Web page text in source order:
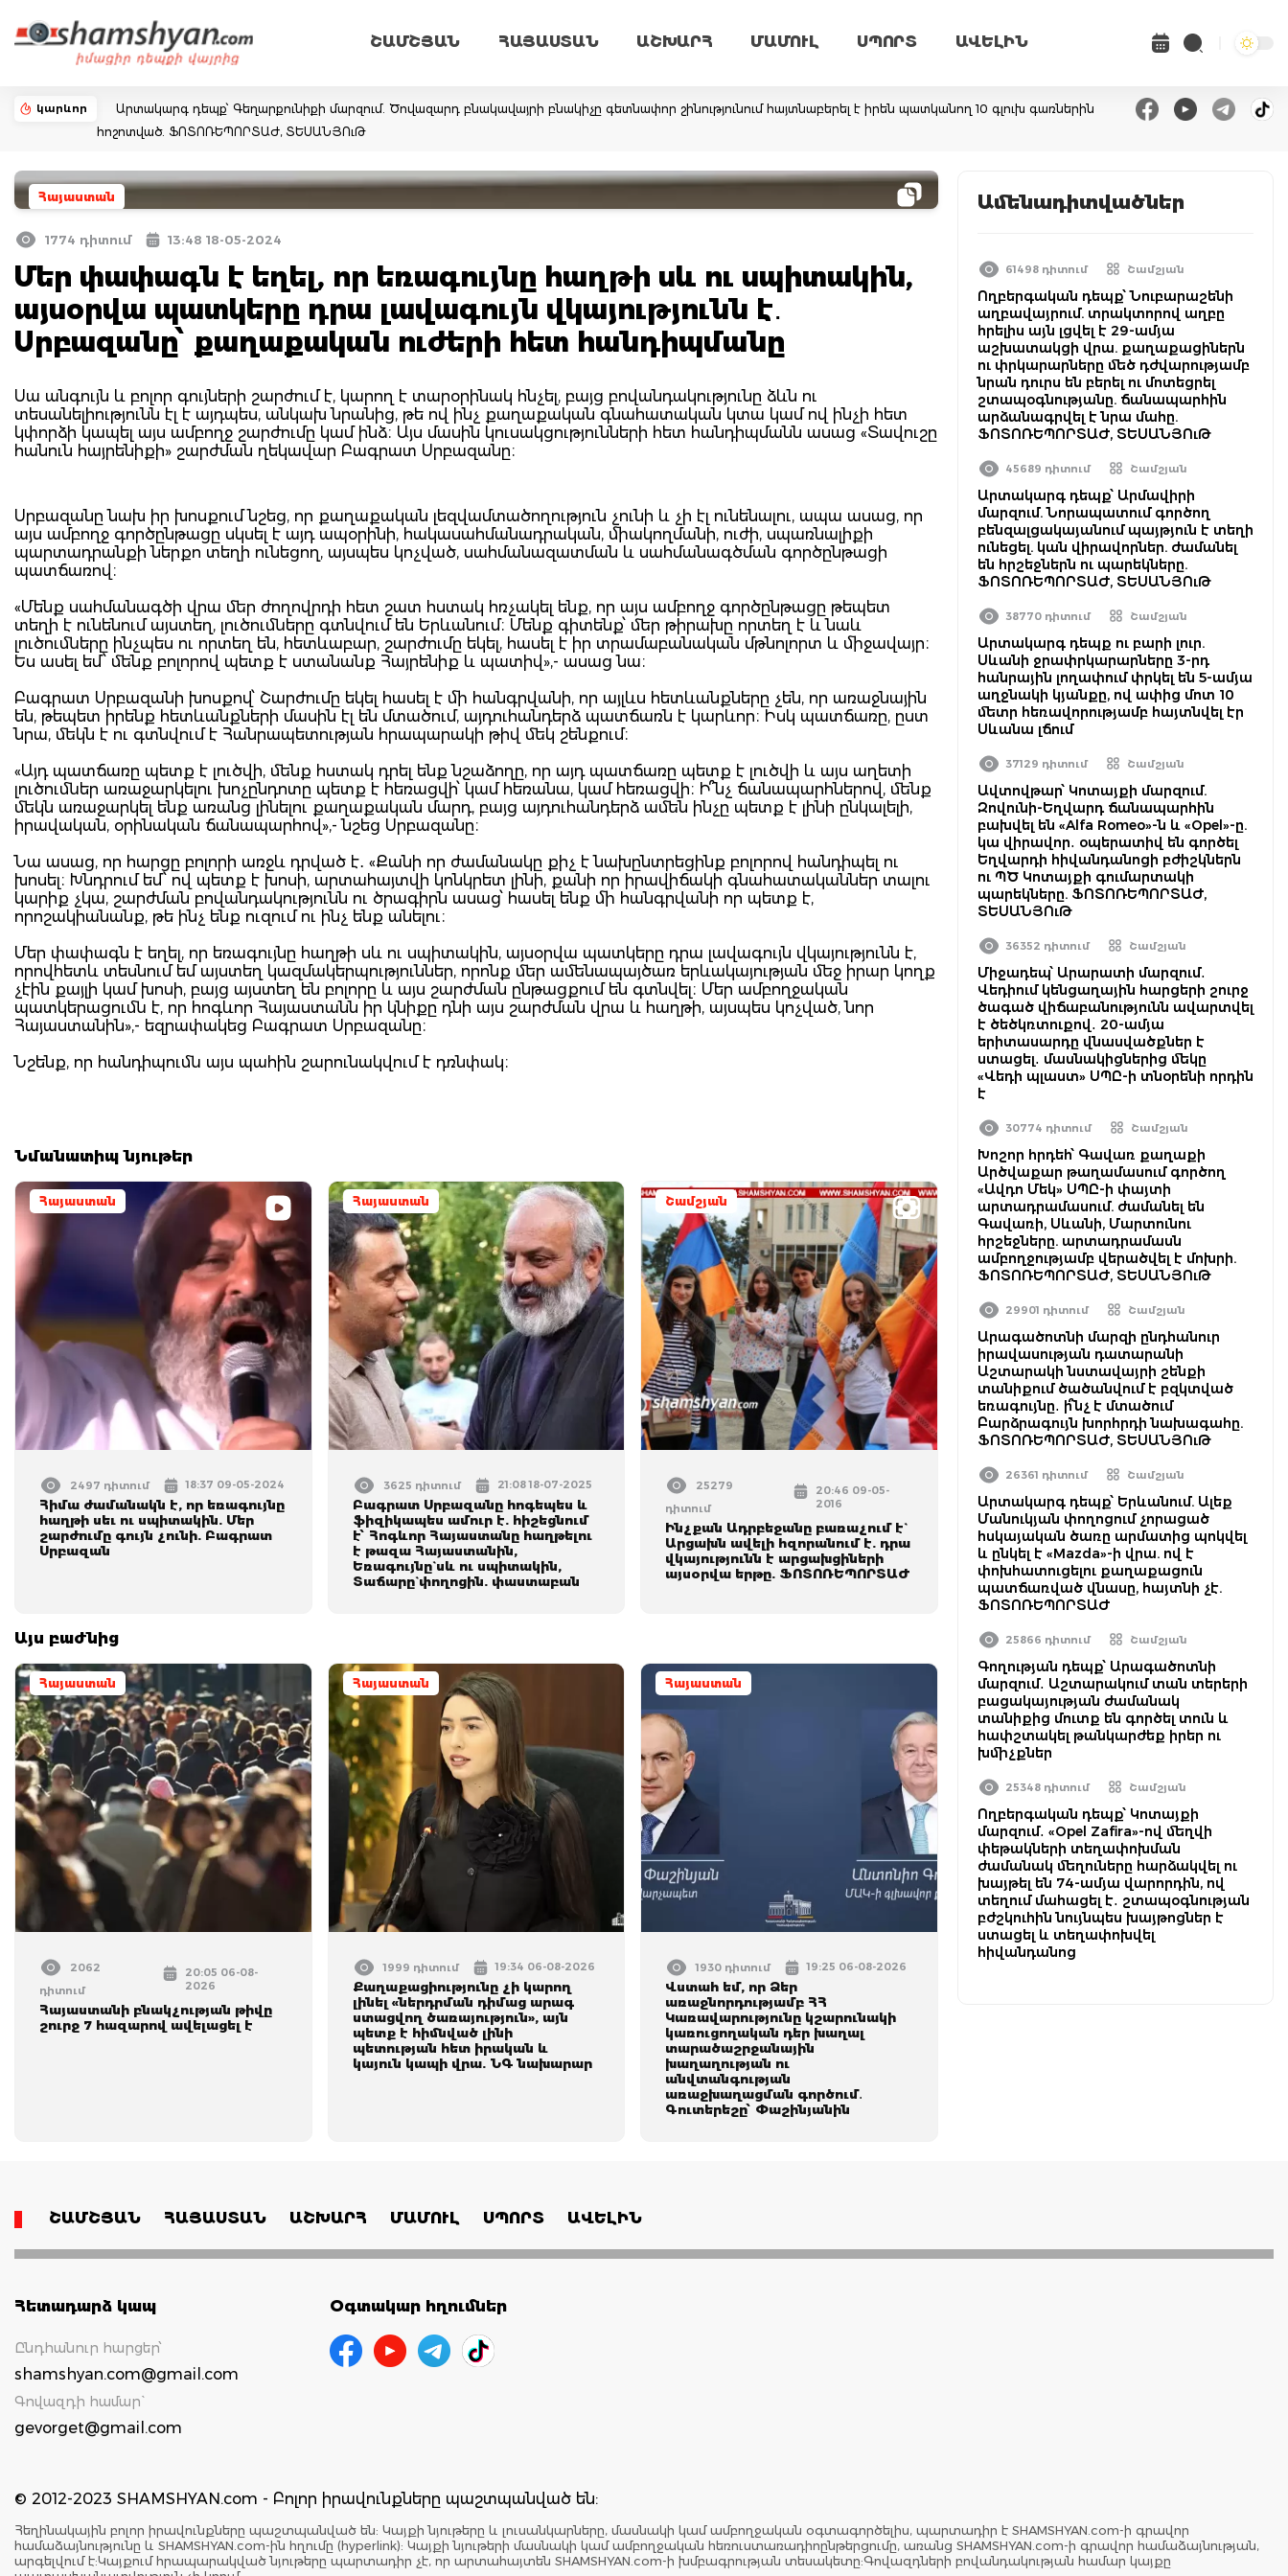
ՇԱՄՇՅԱՆ ՀԱՅԱՍՏԱՆ ԱՇԽԱՐՀ ՄԱՄՈՒԼ ՍՊՈՐՏ ԱՎԵԼԻՆ
կարևոր
Արտակարգ դեպք՝ Գեղարքունիքի մարզում. Ծովազարդ բնակավայրի բնակիչը գետնափոր շինությունում հայտնաբերել է իրեն պատկանող 10 գլուխ գառներին
հոշոտված. ՖՈՏՈՌԵՊՈՐՏԱԺ, ՏԵՍԱՆՅՈւԹ
Հայաստան
1774 դիտում 13:48 18-05-2024
Մեր փափագն է եղել, որ եռագույնը հաղթի սև ու սպիտակին,
այսօրվա պատկերը դրա լավագույն վկայությունն է․
Սրբազանը՝ քաղաքական ուժերի հետ հանդիպմանը
Սա անգույն և բոլոր գույների շարժում է, կարող է տարօրինակ հնչել, բայց բովանդակությունը ձևն ու
տեսանելիությունն էլ է այդպես, անկախ նրանից, թե ով ինչ քաղաքական գնահատական կտա կամ ով ինչի հետ
կփորձի կապել այս ամբողջ շարժումը կամ ինձ։ Այս մասին կուսակցությունների հետ հանդիպմանն ասաց «Տավուշը
հանուն հայրենիքի» շարժման ղեկավար Բագրատ Սրբազանը։
Սրբազանը նախ իր խոսքում նշեց, որ քաղաքական լեզվամտածողություն չունի և չի էլ ունենալու, ապա ասաց, որ
այս ամբողջ գործընթացը սկսել է այդ ապօրինի, հակասահմանադրական, միակողմանի, ուժի, սպառնալիքի
պարտադրանքի ներքո տեղի ունեցող, այսպես կոչված, սահմանազատման և սահմանագծման գործընթացի
պատճառով։
«Մենք սահմանագծի վրա մեր ժողովրդի հետ շատ հստակ հռչակել ենք, որ այս ամբողջ գործընթացը թեպետ
տեղի է ունենում այստեղ, լուծումները գտնվում են Երևանում։ Մենք գիտենք՝ մեր թիրախը որտեղ է և նաև
լուծումները ինչպես ու որտեղ են, հետևաբար, շարժումը եկել, հասել է իր տրամաբանական մթնոլորտ և միջավայր։
Ես ասել եմ՝ մենք բոլորով պետք է ստանանք Հայրենիք և պատիվ»,- ասաց նա։
Բագրատ Սրբազանի խոսքով՝ Շարժումը եկել հասել է մի հանգրվանի, որ այլևս հետևանքները չեն, որ առաջնային
են, թեպետ իրենք հետևանքների մասին էլ են մտածում, այդուհանդերձ պատճառն է կարևոր։ Իսկ պատճառը, ըստ
նրա, մեկն է ու գտնվում է Հանրապետության հրապարակի թիվ մեկ շենքում։
«Այդ պատճառը պետք է լուծվի, մենք հստակ դրել ենք նշաձողը, որ այդ պատճառը պետք է լուծվի և այս աղետի
լուծումներ առաջարկելու խոչընդոտը պետք է հեռացվի՝ կամ հեռանա, կամ հեռացվի։ Ի՞նչ ճանապարհներով, մենք
մեկն առաջարկել ենք առանց լինելու քաղաքական մարդ, բայց այդուհանդերձ ամեն ինչը պետք է լինի ընկալելի,
իրավական, օրինական ճանապարհով»,- նշեց Սրբազանը։
Նա ասաց, որ հարցը բոլորի առջև դրված է․ «Քանի որ ժամանակը քիչ է նախընտրեցինք բոլորով հանդիպել ու
խոսել։ Խնդրում եմ՝ ով պետք է խոսի, արտահայտվի կոնկրետ լինի, քանի որ իրավիճակի գնահատականներ տալու
կարիք չկա, շարժման բովանդակությունն ու ծրագիրն ասաց՝ հասել ենք մի հանգրվանի որ պետք է,
որոշակիանանք, թե ինչ ենք ուզում ու ինչ ենք անելու։
Մեր փափագն է եղել, որ եռագույնը հաղթի սև ու սպիտակին, այսօրվա պատկերը դրա լավագույն վկայությունն է,
որովհետև տեսնում եմ այստեղ կազմակերպություններ, որոնք մեր ամենապայծառ երևակայության մեջ իրար կողք
չէին քայլի կամ խոսի, բայց այստեղ են բոլորը և այս շարժման ընթացքում են գտնվել։ Մեր ամբողջական
պատկերացումն է, որ հոգևոր Հայաստանն իր կնիքը դնի այս շարժման վրա և հաղթի, այսպես կոչված, նոր
Հայաստանին»,- եզրափակեց Բագրատ Սրբազանը։
Նշենք, որ հանդիպումն այս պահին շարունակվում է դռնփակ։
Նմանատիպ նյութեր
Հայաստան
2497 դիտում 18:37 09-05-2024
Հիմա ժամանակն է, որ եռագույնը
հաղթի սեւ ու սպիտակին. Մեր
շարժումը գույն չունի. Բագրատ
Սրբազան
Հայաստան
3625 դիտում 21:08 18-07-2025
Բագրատ Սրբազանը հոգեպես և
ֆիզիկապես ամուր է. հիշեցնում
է՝ Հոգևոր Հայաստանը հաղթելու
է թազա Հայաստանին,
Եռագույնը` սև ու սպիտակին,
Տաճարը` փողոցին. փաստաբան
Շամշյան
25279
դիտում
20:46 09-05-
2016
Ինչքան Ադրբեջանը բառաչում է`
Արցախն ավելի հզորանում է. դրա
վկայությունն է արցախցիների
այսօրվա երթը. ՖՈՏՈՌԵՊՈՐՏԱԺ
Այս բաժնից
Հայաստան
2062
դիտում
20:05 06-08-
2026
Հայաստանի բնակչության թիվը
շուրջ 7 հազարով ավելացել է
Հայաստան
1999 դիտում 19:34 06-08-2026
Քաղաքացիությունը չի կարող
լինել «ներդրման դիմաց արագ
ստացվող ծառայություն», այն
պետք է հիմնված լինի
պետության հետ իրական և
կայուն կապի վրա. ՆԳ նախարար
Հայաստան
1930 դիտում 19:25 06-08-2026
Վստահ եմ, որ Ձեր
առաջնորդությամբ ՀՀ
Կառավարությունը կշարունակի
կառուցողական դեր խաղալ
տարածաշրջանային
խաղաղության ու
անվտանգության
առաջխաղացման գործում․
Գուտերեշը՝ Փաշինյանին
Ամենադիտվածներ
61498 դիտում Շամշյան
Ողբերգական դեպք՝ Նուբարաշենի
աղբավայրում. տրակտորով աղբը
հրելիս այն լցվել է 29-ամյա
աշխատակցի վրա. քաղաքացիներն
ու փրկարարները մեծ դժվարությամբ
նրան դուրս են բերել ու մոտեցրել
շտապօգնությանը. ճանապարհին
արձանագրվել է նրա մահը.
ՖՈՏՈՌԵՊՈՐՏԱԺ, ՏԵՍԱՆՅՈւԹ
45689 դիտում Շամշյան
Արտակարգ դեպք՝ Արմավիրի
մարզում. Նորապատում գործող
բենզալցակայանում պայթյուն է տեղի
ունեցել. կան վիրավորներ. ժամանել
են հրշեջներն ու պարեկները.
ՖՈՏՈՌԵՊՈՐՏԱԺ, ՏԵՍԱՆՅՈւԹ
38770 դիտում Շամշյան
Արտակարգ դեպք ու բարի լուր.
Սևանի ջրափրկարարները 3-րդ
հանրային լողափում փրկել են 5-ամյա
աղջնակի կյանքը, ով ափից մոտ 10
մետր հեռավորությամբ հայտնվել էր
Սևանա լճում
37129 դիտում Շամշյան
Ավտովթար՝ Կոտայքի մարզում.
Զովունի-Եղվարդ ճանապարհին
բախվել են «Alfa Romeo»-ն և «Opel»-ը.
կա վիրավոր․ օպերատիվ են գործել
Եղվարդի հիվանդանոցի բժիշկներն
ու ՊԾ Կոտայքի գումարտակի
պարեկները. ՖՈՏՈՌԵՊՈՐՏԱԺ,
ՏԵՍԱՆՅՈւԹ
36352 դիտում Շամշյան
Միջադեպ՝ Արարատի մարզում․
Վեդիում կենցաղային հարցերի շուրջ
ծագած վիճաբանությունն ավարտվել
է ծեծկռտուքով․ 20-ամյա
երիտասարդը վնասվածքներ է
ստացել․ մասնակիցներից մեկը
«Վեդի պլաստ» ՍՊԸ-ի տնօրենի որդին
է
30774 դիտում Շամշյան
Խոշոր հրդեհ՝ Գավառ քաղաքի
Արծվաքար թաղամասում գործող
«Ավդո Մեկ» ՍՊԸ-ի փայտի
արտադրամասում. ժամանել են
Գավառի, Սևանի, Մարտունու
հրշեջները. արտադրամասն
ամբողջությամբ վերածվել է մոխրի.
ՖՈՏՈՌԵՊՈՐՏԱԺ, ՏԵՍԱՆՅՈւԹ
29901 դիտում Շամշյան
Արագածոտնի մարզի ընդհանուր
իրավասության դատարանի
Աշտարակի նստավայրի շենքի
տանիքում ծածանվում է բզկտված
եռագույնը․ ի՞նչ է մտածում
Բարձրագույն խորհրդի նախագահը.
ՖՈՏՈՌԵՊՈՐՏԱԺ, ՏԵՍԱՆՅՈւԹ
26361 դիտում Շամշյան
Արտակարգ դեպք՝ Երևանում. Ալեք
Մանուկյան փողոցում չորացած
հսկայական ծառը արմատից պոկվել
և ընկել է «Mazda»-ի վրա. ով է
փոխհատուցելու քաղաքացուն
պատճառված վնասը, հայտնի չէ.
ՖՈՏՈՌԵՊՈՐՏԱԺ
25866 դիտում Շամշյան
Գողության դեպք՝ Արագածոտնի
մարզում․ Աշտարակում տան տերերի
բացակայության ժամանակ
տանիքից մուտք են գործել տուն և
հափշտակել թանկարժեք իրեր ու
խմիչքներ
25348 դիտում Շամշյան
Ողբերգական դեպք՝ Կոտայքի
մարզում․ «Opel Zafira»-ով մեղվի
փեթակների տեղափոխման
ժամանակ մեղուները հարձակվել ու
խայթել են 74-ամյա վարորդին, ով
տեղում մահացել է․ շտապօգնության
բժշկուհին նույնպես խայթոցներ է
ստացել և տեղափոխվել
հիվանդանոց
ՇԱՄՇՅԱՆ ՀԱՅԱՍՏԱՆ ԱՇԽԱՐՀ ՄԱՄՈՒԼ ՍՊՈՐՏ ԱՎԵԼԻՆ
Հետադարձ կապ
Ընդհանուր հարցեր՝
shamshyan.com@gmail.com
Գովազդի համար`
gevorget@gmail.com
Օգտակար հղումներ
© 2012-2023 SHAMSHYAN.com - Բոլոր իրավունքները պաշտպանված են:
Հեղինակային բոլոր իրավունքները պաշտպանված են: Կայքի նյութերը և լուսանկարները, մասնակի կամ ամբողջական օգտագործելիս, պարտադիր է SHAMSHYAN.com-ի գրավոր
համաձայնությունը և SHAMSHYAN.com-ին հղումը (hyperlink): Կայքի նյութերի մասնակի կամ ամբողջական հեռուստառադիոընթերցումը, առանց SHAMSHYAN.com-ի գրավոր համաձայնության,
արգելվում է:Կայքում հրապարակված նյութերը պարտադիր չէ, որ արտահայտեն SHAMSHYAN.com-ի խմբագրության տեսակետը:Գովազդների բովանդակության համար կայքը